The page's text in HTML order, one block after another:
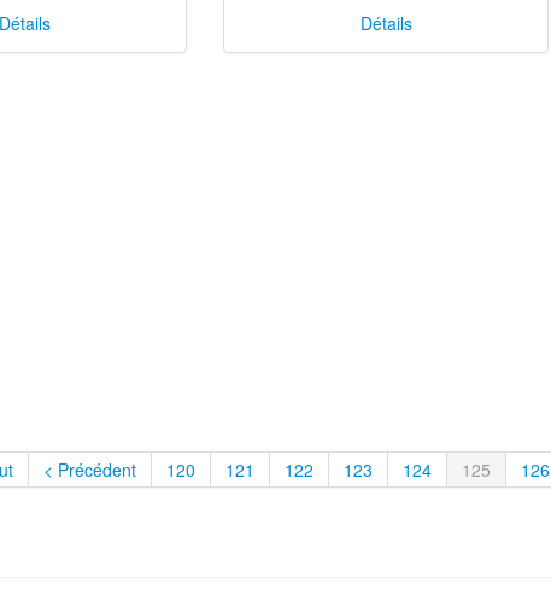
Détails Détails
< Précédent 120 121 122 123 124 125 126